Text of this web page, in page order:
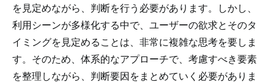
を見定めながら、判断を行う必要があります。しかし、
利用シーンが多様化する中で、ユーザーの欲求とそのタ
イミングを見定めることは、非常に複雑な思考を要しま
す。そのため、体系的なアプローチで、考慮すべき要素
を整理しながら、判断要因をまとめていく必要がありま